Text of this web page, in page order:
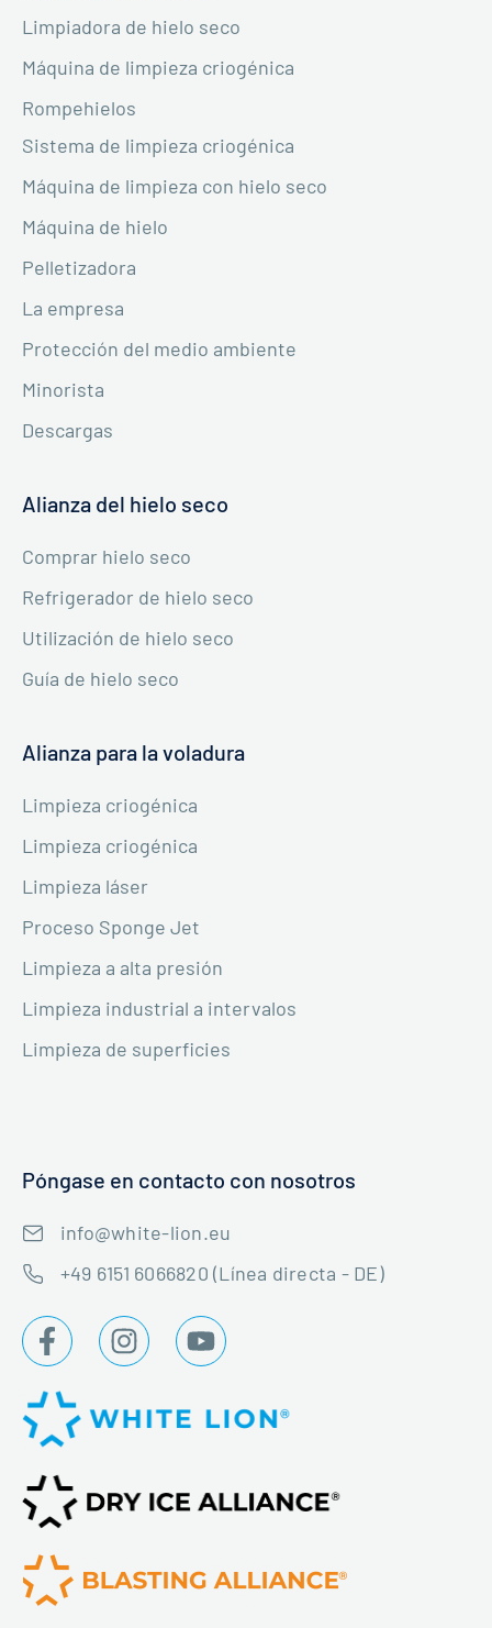
Limpiadora de hielo seco
Máquina de limpieza criogénica
Rompehielos
Sistema de limpieza criogénica
Máquina de limpieza con hielo seco
Máquina de hielo
Pelletizadora
La empresa
Protección del medio ambiente
Minorista
Descargas
Alianza del hielo seco
Comprar hielo seco
Refrigerador de hielo seco
Utilización de hielo seco
Guía de hielo seco
Alianza para la voladura
Limpieza criogénica
Limpieza criogénica
Limpieza láser
Proceso Sponge Jet
Limpieza a alta presión
Limpieza industrial a intervalos
Limpieza de superficies
Póngase en contacto con nosotros
info@white-lion.eu
+49 6151 6066820 (Línea directa - DE)